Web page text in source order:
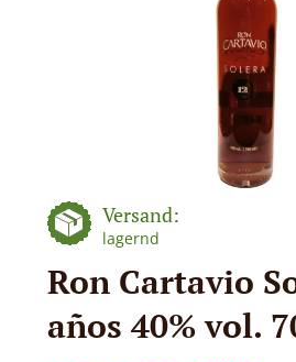
Versand:
lagernd
Ron Cartavio
años 40% vol.